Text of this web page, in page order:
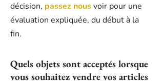
décision, passez nousvoir pour une
évaluation expliquée, du début à la
fin.
Quels objets sont acceptés lorsque
vous souhaitez vendre vos articles